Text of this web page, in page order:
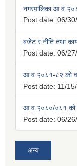
नगरपालिका आ.व
Post date: 06/
बजेट र नीति तथा
Post date: 06/
आ.व.२०८१-८२ को
Post date: 11/
आ.व.२०८०/०८१ को
Post date: 06/
अन्य